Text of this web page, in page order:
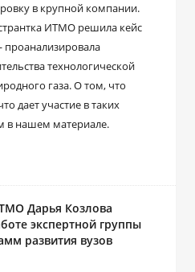
в крупной компании.
ИТМО решила кейс
технологической
газа. О том, что
дает участие в таких
в нашем материале.
Дарья Козлова
экспертной группы
развития вузов